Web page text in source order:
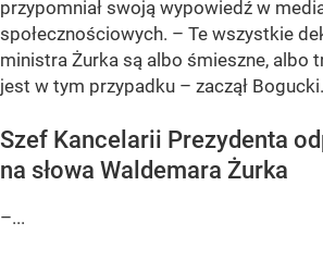
przypomniał swoją wypowiedź w
społecznościowych. – Te wszystkie
ministra Żurka są albo śmieszne, albo
jest w tym przypadku – zaczął Bogucki.
Szef Kancelarii Prezydenta
na słowa Waldemara Żurka
–...